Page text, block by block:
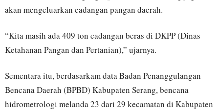
akan mengeluarkan cadangan pangan daerah.
“Kita masih ada 409 ton cadangan beras di DKPP (Dinas
Ketahanan Pangan dan Pertanian),” ujarnya.
Sementara itu, berdasarkam data Badan Penanggulangan
Bencana Daerah (BPBD) Kabupaten Serang, bencana
hidrometrologi melanda 23 dari 29 kecamatan di Kabupaten